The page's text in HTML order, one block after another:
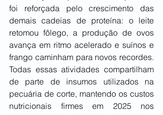
foi reforçada pelo crescimento das
demais cadeias de proteína: o leite
retomou fôlego, a produção de ovos
avança em ritmo acelerado e suínos e
frango caminham para novos recordes.
Todas essas atividades compartilham
de parte de insumos utilizados na
pecuária de corte, mantendo os custos
nutricionais firmes em 2025 nos